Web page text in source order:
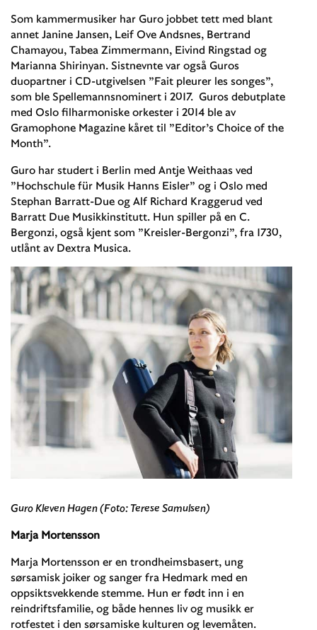
Som kammermusiker har Guro jobbet tett med blant
annet Janine Jansen, Leif Ove Andsnes, Bertrand
Chamayou, Tabea Zimmermann, Eivind Ringstad og
Marianna Shirinyan. Sistnevnte var også Guros
duopartner i CD-utgivelsen ”Fait pleurer les songes”,
som ble Spellemannsnominert i 2017. Guros debutplate
med Oslo filharmoniske orkester i 2014 ble av
Gramophone Magazine kåret til ”Editor’s Choice of the
Month”.
Guro har studert i Berlin med Antje Weithaas ved
”Hochschule für Musik Hanns Eisler” og i Oslo med
Stephan Barratt-Due og Alf Richard Kraggerud ved
Barratt Due Musikkinstitutt. Hun spiller på en C.
Bergonzi, også kjent som ”Kreisler-Bergonzi”, fra 1730,
utlånt av Dextra Musica.
Guro Kleven Hagen (Foto: Terese Samulsen)
Marja Mortensson
Marja Mortensson er en trondheimsbasert, ung
sørsamisk joiker og sanger fra Hedmark med en
oppsiktsvekkende stemme. Hun er født inn i en
reindriftsfamilie, og både hennes liv og musikk er
rotfestet i den sørsamiske kulturen og levemåten.